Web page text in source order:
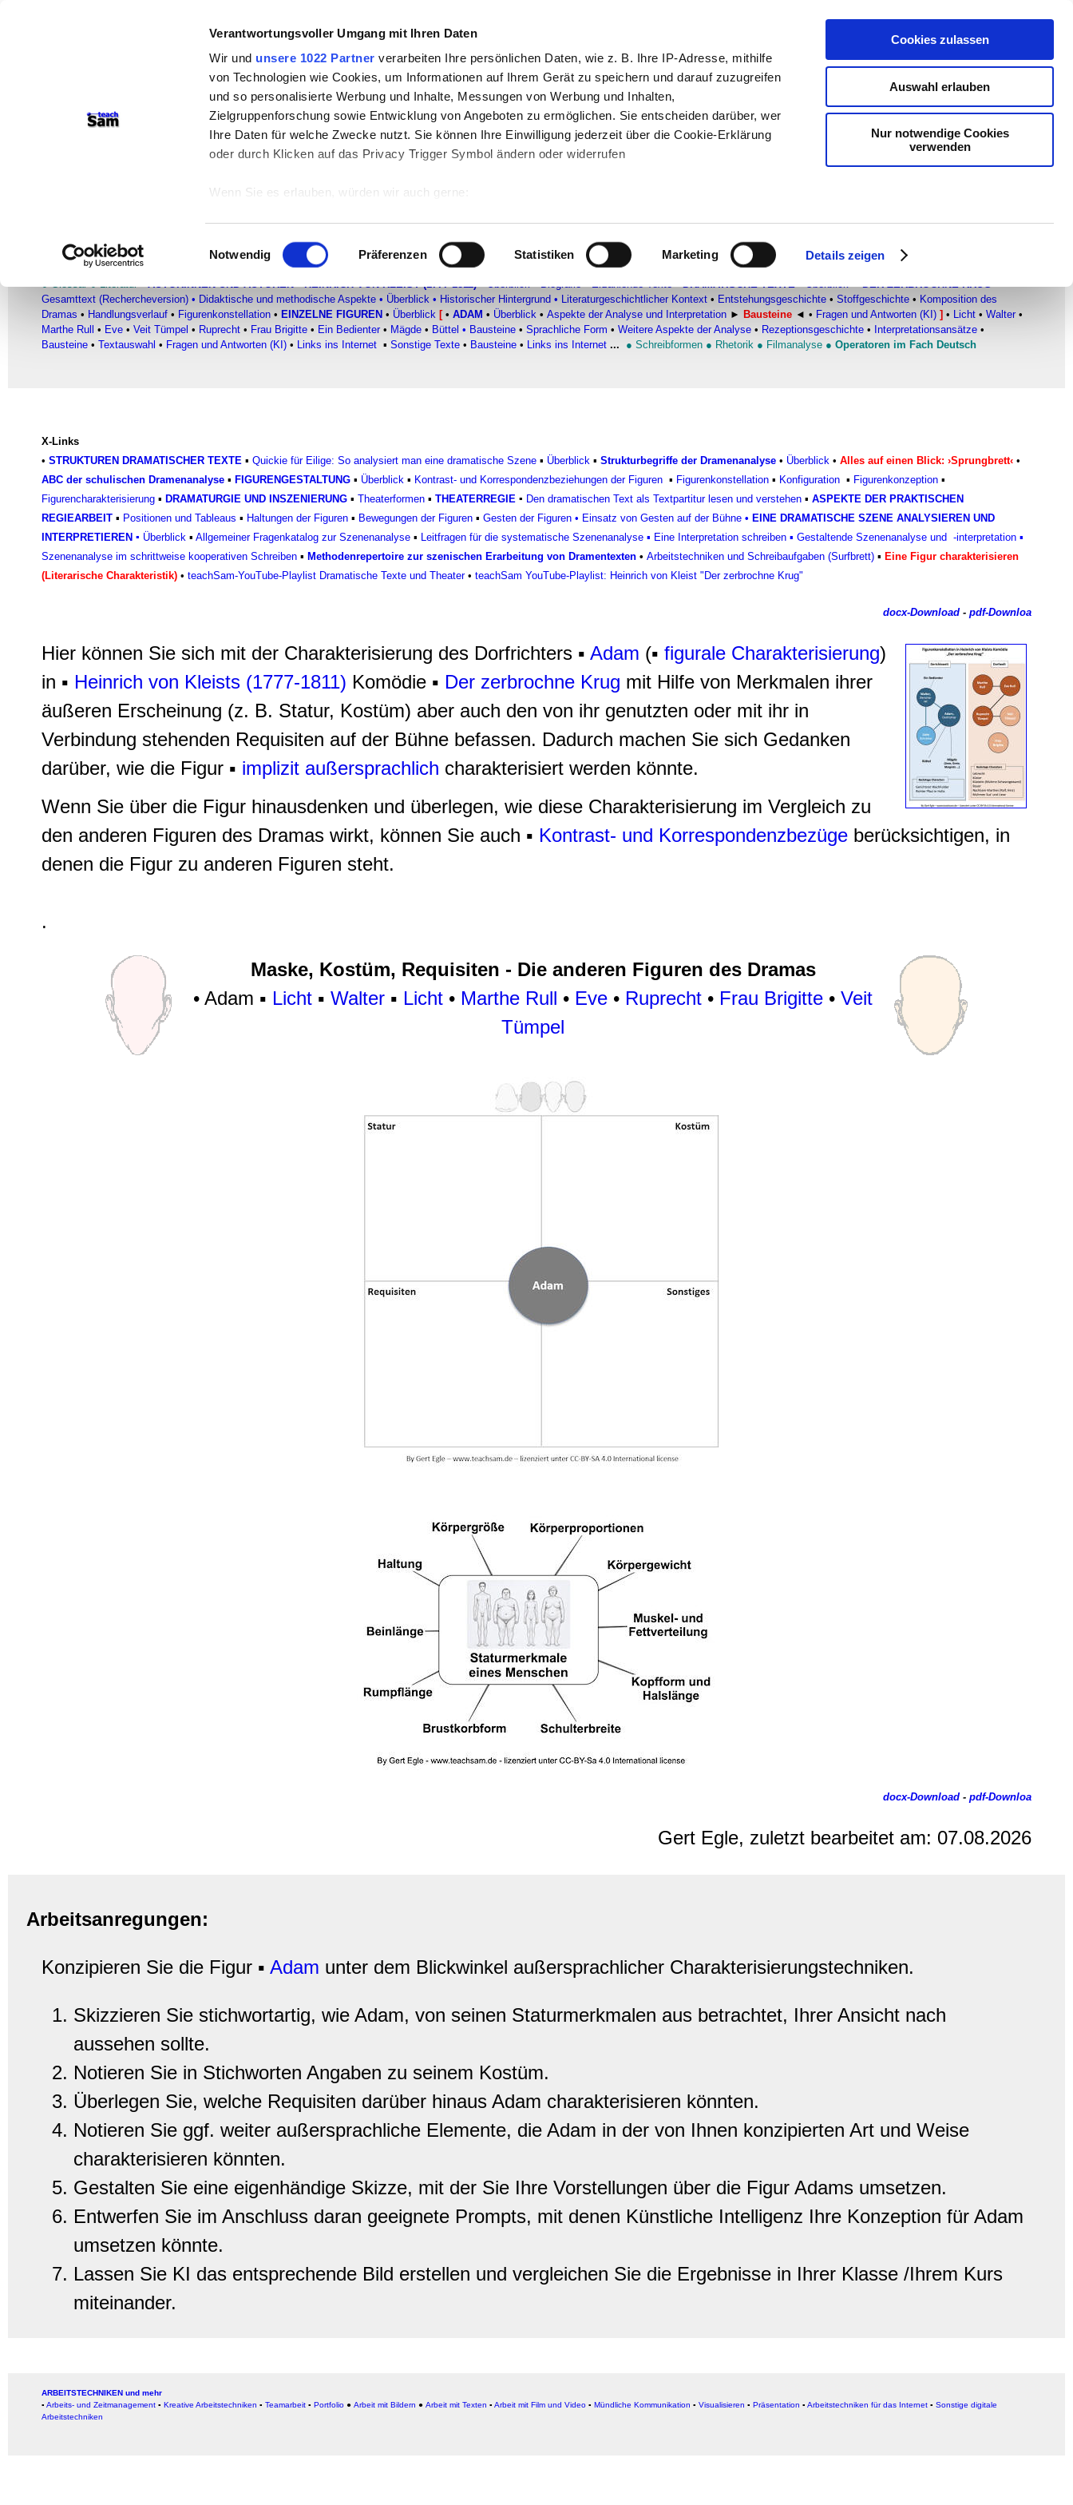
Verantwortungsvoller Umgang mit Ihren Daten
Wir und unsere 1022 Partner verarbeiten Ihre persönlichen Daten, wie z. B. Ihre IP-Adresse, mithilfe
von Technologien wie Cookies, um Informationen auf Ihrem Gerät zu speichern und darauf zuzugreifen
und so personalisierte Werbung und Inhalte, Messungen von Werbung und Inhalten,
Zielgruppenforschung sowie Entwicklung von Angeboten zu ermöglichen. Sie entscheiden darüber, wer
Ihre Daten für welche Zwecke nutzt. Sie können Ihre Einwilligung jederzeit über die Cookie-Erklärung
oder durch Klicken auf das Privacy Trigger Symbol ändern oder widerrufen
Wenn Sie es erlauben, würden wir auch gerne:
Ihr Gerät durch aktives Scannen nach bestimmten Merkmalen (Fingerprinting) identifizieren
Erfahren Sie mehr darüber, wie Ihre persönlichen Daten verarbeitet werden, und legen Sie Ihre
Präferenzen imAbschnitt Einzelheitenfest.
Wir verwenden Cookies, um Inhalte und Anzeigen zu personalisieren, Funktionen für soziale Medien
anbieten zu können und die Zugriffe auf unsere Website zu analysieren. Außerdem geben wir
Einwilligungsauswahl
Notwendig Präferenzen Statistiken Marketing Details zeigen
Cookies zulassen
Auswahl erlauben
Nur notwendige Cookies
verwenden
teachSam- Arbeitsbereiche:
Deutsch- Geschichte-Politik-Pädagogik- Psychologie-Medien -Methodik und
So navigiert man auf teachSam-So sucht man auf teachSam-teachSam braucht
Werbung
Statur, Kostüm, Requisiten
FACHBEREICH DEUTSCH
●Glossar●Literatur ▪ AUTORINNEN UND AUTOREN ▪ HEINRICH VON KLEIST (1777-1811) ▪ Überblick ▪Biografie▪ Erzählende Texte •DRAMATISCHE TEXTE ▪ Überblick •DER ZERBROCHNE KRUG •
Gesamttext (Rechercheversion) • Didaktische und methodische Aspekte • Überblick • Historischer Hintergrund • Literaturgeschichtlicher Kontext • Entstehungsgeschichte • Stoffgeschichte • Komposition des
Dramas • Handlungsverlauf • Figurenkonstellation • EINZELNE FIGUREN • Überblick [ • ADAM • Überblick • Aspekte der Analyse und Interpretation ► Bausteine ◄ • Fragen und Antworten (KI) ] • Licht • Walter•
Marthe Rull
• Eve • Veit Tümpel • Ruprecht • Frau Brigitte • Ein Bedienter• Mägde • Büttel • Bausteine • Sprachliche Form • Weitere Aspekte der Analyse • Rezeptionsgeschichte • Interpretationsansätze •
Bausteine • Textauswahl • Fragen und Antworten (KI) • Links ins Internet ▪ Sonstige Texte • Bausteine • Links ins Internet ... ● Schreibformen ● Rhetorik ● Filmanalyse ● Operatoren im Fach Deutsch
X-Links
• STRUKTUREN DRAMATISCHER TEXTE ▪ Quickie für Eilige: So analysiert man eine dramatische Szene ▪ Überblick ▪ Strukturbegriffe der Dramenanalyse • Überblick • Alles auf einen Blick: ›Sprungbrett‹ •
ABC der schulischen Dramenanalyse ▪ FIGURENGESTALTUNG ▪ Überblick ▪ Kontrast- und Korrespondenzbeziehungen der Figuren ▪ Figurenkonstellation ▪ Konfiguration ▪ Figurenkonzeption ▪
Figurencharakterisierung ▪ DRAMATURGIE UND INSZENIERUNG ▪ Theaterformen ▪ THEATERREGIE ▪ Den dramatischen Text als Textpartitur lesen und verstehen ▪ ASPEKTE DER PRAKTISCHEN
REGIEARBEIT ▪ Positionen und Tableaus ▪ Haltungen der Figuren ▪ Bewegungen der Figuren ▪ Gesten der Figuren • Einsatz von Gesten auf der Bühne • EINE DRAMATISCHE SZENE ANALYSIEREN UND
INTERPRETIEREN ▪ Überblick ▪ Allgemeiner Fragenkatalog zur Szenenanalyse ▪ Leitfragen für die systematische Szenenanalyse ▪ Eine Interpretation schreiben ▪ Gestaltende Szenenanalyse und -interpretation ▪
Szenenanalyse im schrittweise kooperativen Schreiben ▪ Methodenrepertoire zur szenischen Erarbeitung von Dramentexten • Arbeitstechniken und Schreibaufgaben (Surfbrett) ▪ Eine Figur charakterisieren
(Literarische Charakteristik) • teachSam-YouTube-Playlist Dramatische Texte und Theater• teachSam YouTube-Playlist: Heinrich von Kleist "Der zerbrochne Krug"
docx-Download - pdf-Downloa
Hier können Sie sich mit der Charakterisierung des Dorfrichters ▪ Adam (▪ figurale Charakterisierung)
in ▪ Heinrich von Kleists (1777-1811) Komödie ▪ Der zerbrochne Krug mit Hilfe von Merkmalen ihrer
äußeren Erscheinung (z. B. Statur, Kostüm) aber auch den von ihr genutzten oder mit ihr in
Verbindung stehenden Requisiten auf der Bühne befassen. Dadurch machen Sie sich Gedanken
darüber, wie die Figur ▪ implizit außersprachlich charakterisiert werden könnte.
Wenn Sie über die Figur hinausdenken und überlegen, wie diese Charakterisierung im Vergleich zu
den anderen Figuren des Dramas wirkt, können Sie auch ▪ Kontrast- und Korrespondenzbezüge berücksichtigen, in
denen die Figur zu anderen Figuren steht.
.
Maske, Kostüm, Requisiten - Die anderen Figuren des Dramas
• Adam ▪ Licht ▪ Walter ▪ Licht • Marthe Rull • Eve • Ruprecht • Frau Brigitte • Veit
Tümpel
docx-Download - pdf-Downloa
Gert Egle, zuletzt bearbeitet am: 07.08.2026
Arbeitsanregungen:
Konzipieren Sie die Figur ▪ Adam unter dem Blickwinkel außersprachlicher Charakterisierungstechniken.
Skizzieren Sie stichwortartig, wie Adam, von seinen Staturmerkmalen aus betrachtet, Ihrer Ansicht nach
aussehen sollte.
Notieren Sie in Stichworten Angaben zu seinem Kostüm.
Überlegen Sie, welche Requisiten darüber hinaus Adam charakterisieren könnten.
Notieren Sie ggf. weiter außersprachliche Elemente, die Adam in der von Ihnen konzipierten Art und Weise
charakterisieren könnten.
Gestalten Sie eine eigenhändige Skizze, mit der Sie Ihre Vorstellungen über die Figur Adams umsetzen.
Entwerfen Sie im Anschluss daran geeignete Prompts, mit denen Künstliche Intelligenz Ihre Konzeption für Adam
umsetzen könnte.
Lassen Sie KI das entsprechende Bild erstellen und vergleichen Sie die Ergebnisse in Ihrer Klasse /Ihrem Kurs
miteinander.
ARBEITSTECHNIKEN und mehr
▪ Arbeits- und Zeitmanagement ▪ Kreative Arbeitstechniken ▪ Teamarbeit ▪ Portfolio ● Arbeit mit Bildern ● Arbeit mit Texten ▪ Arbeit mit Film und Video ▪ Mündliche Kommunikation ▪ Visualisieren ▪ Präsentation ▪ Arbeitstechniken für das Internet ▪ Sonstige digitale
Arbeitstechniken